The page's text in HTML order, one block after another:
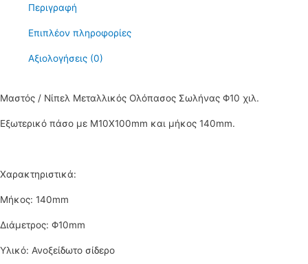
Περιγραφή
Επιπλέον πληροφορίες
Αξιολογήσεις (0)
Μαστός / Νίπελ Μεταλλικός Ολόπασος Σωλήνας Φ10 χιλ.
Εξωτερικό πάσο με Μ10Χ100mm και μήκος 140mm.
Χαρακτηριστικά:
Μήκος: 140mm
Διάμετρος: Φ10mm
Υλικό: Ανοξείδωτο σίδερο